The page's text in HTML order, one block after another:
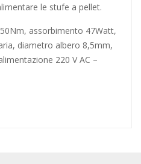
le stufe a pellet.
assorbimento 47Watt,
diametro albero 8,5mm,
220 V AC –